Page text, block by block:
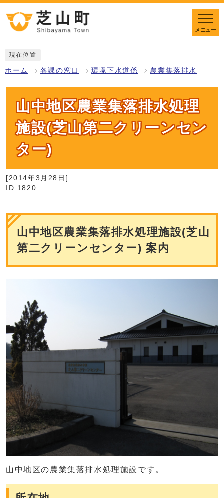
メニュー
現在位置
ホーム 各課の窓口 環境下水道係 農業集落排水
山中地区農業集落排水処理
施設(芝山第二クリーンセン
ター)
[2014年3月28日]
ID:1820
山中地区農業集落排水処理施設(芝山
第二クリーンセンター) 案内
山中地区の農業集落排水処理施設です。